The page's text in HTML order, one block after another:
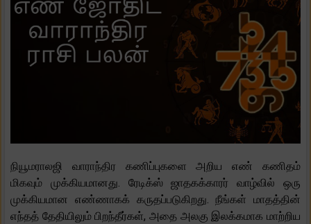
நியூமராலஜி வாராந்திர கணிப்புகளை அறிய எண் கணிதம்
மிகவும் முக்கியமானது. ரேடிக்ஸ் ஜாதகக்காரர் வாழ்வில் ஒரு
முக்கியமான எண்ணாகக் கருதப்படுகிறது. நீங்கள் மாதத்தின்
எந்தத் தேதியிலும் பிறந்தீர்கள், அதை அலகு இலக்கமாக மாற்றிய